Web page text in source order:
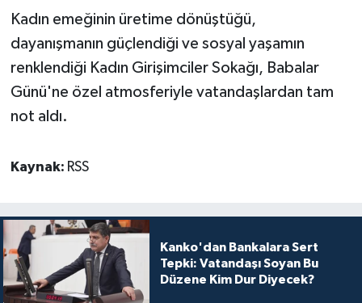
Kadın emeğinin üretime dönüştüğü,
dayanışmanın güçlendiği ve sosyal yaşamın
renklendiği Kadın Girişimciler Sokağı, Babalar
Günü'ne özel atmosferiyle vatandaşlardan tam
not aldı.
Kaynak: RSS
Kanko'dan Bankalara Sert
Tepki: Vatandaşı Soyan Bu
Düzene Kim Dur Diyecek?